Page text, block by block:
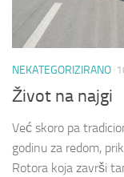
NEKATEGORIZIRANO
Život na najgi
Već skoro pa
godinu za redom,
Rotora koja završi